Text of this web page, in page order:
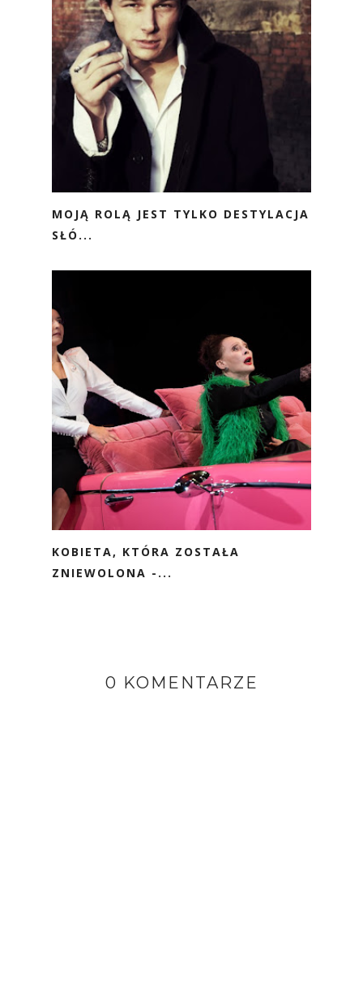
MOJĄ ROLĄ JEST TYLKO DESTYLACJA
SŁÓ...
KOBIETA, KTÓRA ZOSTAŁA
ZNIEWOLONA -...
0 KOMENTARZE